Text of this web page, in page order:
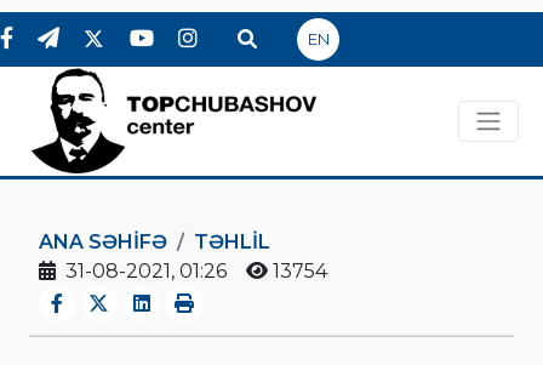
EN
ANA SƏHIFƏ
TƏHLİL
31-08-2021, 01:26
13754